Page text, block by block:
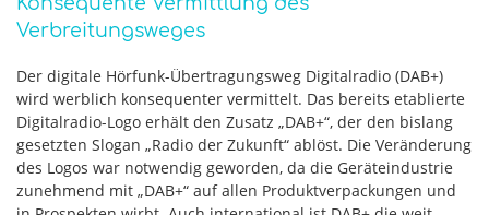
Konsequente Vermittlung des
Verbreitungsweges
Der digitale Hörfunk-Übertragungsweg Digitalradio (DAB+)
wird werblich konsequenter vermittelt. Das bereits etablierte
Digitalradio-Logo erhält den Zusatz „DAB+“, der den bislang
gesetzten Slogan „Radio der Zukunft“ ablöst. Die Veränderung
des Logos war notwendig geworden, da die Geräteindustrie
zunehmend mit „DAB+“ auf allen Produktverpackungen und